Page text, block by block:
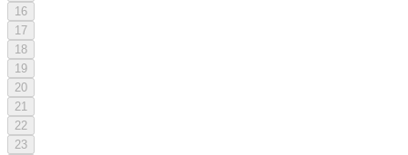
16
17
18
19
20
21
22
23